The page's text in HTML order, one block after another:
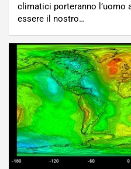
climatici porteranno l’uomo
essere il nostro…